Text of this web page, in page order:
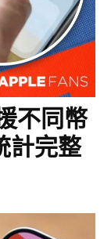
不同幣
計完整